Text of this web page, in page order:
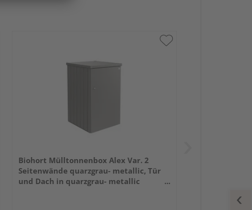
Biohort Mülltonnenbox Alex Var. 2
Seitenwände quarzgrau- metallic, Tür
und Dach in quarzgrau- metallic